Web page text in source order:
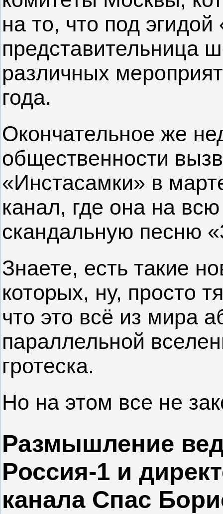
на то, что под
представительница
различных
года.
Окончательное же
общественности
«Инстасамки» в
канал, где она на
скандальную песню
Знаете, есть такие
которых, ну, просто
что это всё из мира
параллельной
гротеска.
Но на этом все не
Размышление
Россия-1 и
канала Спас